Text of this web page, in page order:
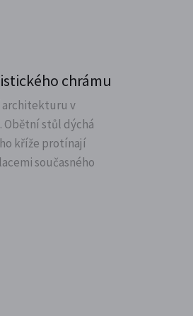
chrámu
architekturu v
Obětní stůl dýchá
kříže protínají
současného